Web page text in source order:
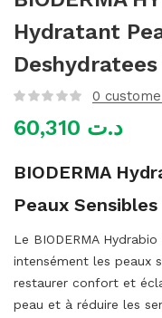
Hydratant
0
د.ت
BIODERMA
Peaux
Le BIODERMA
intensément les peaux
restaurer confort et
peau et à réduire les